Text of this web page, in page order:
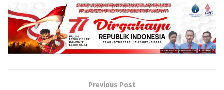
Previous Post